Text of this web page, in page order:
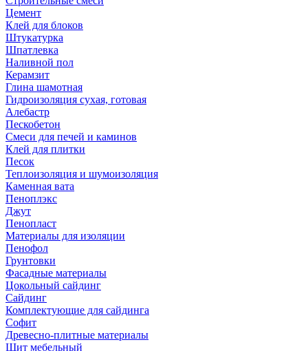
Цемент
Клей для блоков
Штукатурка
Шпатлевка
Наливной пол
Керамзит
Глина шамотная
Гидроизоляция сухая, готовая
Алебастр
Пескобетон
Смеси для печей и каминов
Клей для плитки
Песок
Теплоизоляция и шумоизоляция
Каменная вата
Пеноплэкс
Джут
Пенопласт
Материалы для изоляции
Пенофол
Грунтовки
Фасадные материалы
Цокольный сайдинг
Сайдинг
Комплектующие для сайдинга
Софит
Древесно-плитные материалы
Щит мебельный